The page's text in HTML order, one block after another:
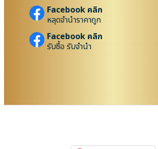
Facebook คลิก
หลุดจำนำราคาถูก
Facebook คลิก
รับซื้อ รับจำนำ